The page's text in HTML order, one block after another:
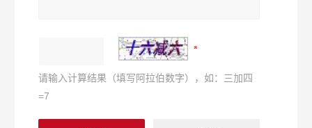
请输入计算结果（填写阿拉伯数字），如：三加四
=7